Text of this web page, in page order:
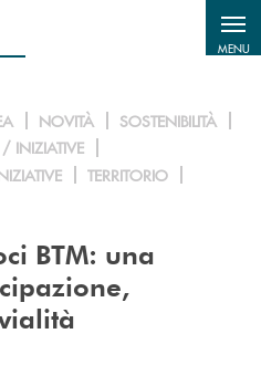
MENU
NOVITÀ
SOSTENIBILITÀ
/ INIZIATIVE
TERRITORIO
BTM: una